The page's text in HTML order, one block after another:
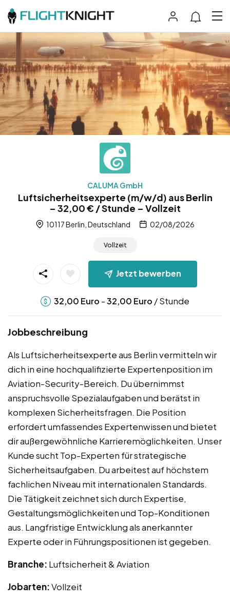
CALUMA GmbH
Luftsicherheitsexperte (m/w/d) aus Berlin
– 32,00 € / Stunde – Vollzeit
10117 Berlin, Deutschland 02/08/2026
Vollzeit
Jetzt bewerben
32,00 Euro -32,00 Euro / Stunde
Jobbeschreibung
Als Luftsicherheitsexperte aus Berlin vermitteln wir
dich in eine hochqualifizierte Expertenposition im
Aviation-Security-Bereich. Du übernimmst
anspruchsvolle Spezialaufgaben und berätst in
komplexen Sicherheitsfragen. Die Position
erfordert umfassendes Expertenwissen und bietet
dir außergewöhnliche Karrieremöglichkeiten. Unser
Kunde sucht Top-Experten für strategische
Sicherheitsaufgaben. Du arbeitest auf höchstem
fachlichen Niveau mit internationalen Standards.
Die Tätigkeit zeichnet sich durch Expertise,
Gestaltungsmöglichkeiten und Top-Konditionen
aus. Langfristige Entwicklung als anerkannter
Experte oder in Führungspositionen ist gegeben.
Branche: Luftsicherheit & Aviation
Jobarten:Vollzeit